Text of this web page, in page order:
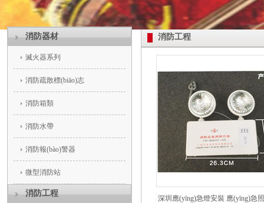
消防器材
滅火器系列
消防疏散標(biāo)志
消防箱類
消防水帶
消防報(bào)警器
微型消防站
消防工程
消防工程
深圳應(yīng)急燈安裝 應(yīng)急